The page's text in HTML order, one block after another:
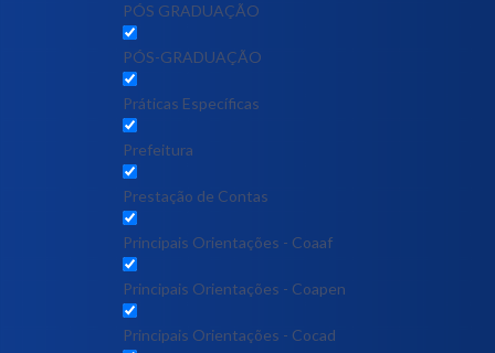
PÓS GRADUAÇÃO
PÓS-GRADUAÇÃO
Práticas Específicas
Prefeitura
Prestação de Contas
Principais Orientações - Coaaf
Principais Orientações - Coapen
Principais Orientações - Cocad